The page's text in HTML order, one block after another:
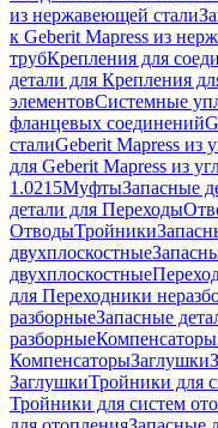
из нержавеющей стали
к Geberit Mapress из
трубКрепления для
детали для Крепления
элементовСистемные
фланцевых соединений
сталиGeberit Mapress из
для Geberit Mapress из
1.0215МуфтыЗапасные
детали для Переходы
ОтводыТройники
двухплоскостные
двухплоскостные
для Переходники
разборныеЗапасные
разборныеКомпенсаторы
КомпенсаторыЗаглушки
ЗаглушкиТройники для
Тройники для систем